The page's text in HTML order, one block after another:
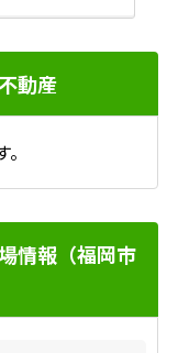
動産
情報（福岡市